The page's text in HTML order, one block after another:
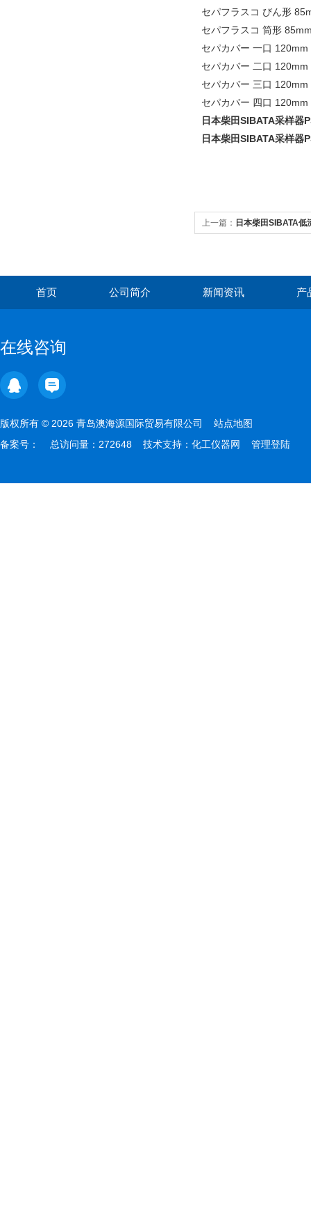
セパフラスコ びん形
セパフラスコ 筒形
セパカバー 一口 120mm
セパカバー 二口
セパカバー 三口
セパカバー 四口
日本柴田SIBATA采样器
日本柴田SIBATA采样器
上一篇： 日本柴田SIBATA低
首页 公司简介 新闻资讯 产
在线咨询
版权所有 © 2026 青岛澳海源国际贸易有限公司 站点地图
备案号：
总访问量：272648 技术支持： 化工仪器网 管理登陆